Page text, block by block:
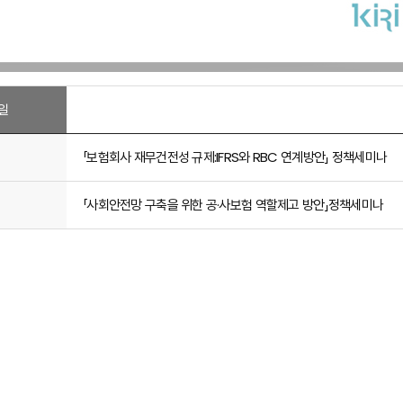
「보험회사 재무건전성 규제:IFRS와 RBC 연계방안」 정책세미나
「사회안전망 구축을 위한 공·사보험 역할제고 방안」정책세미나